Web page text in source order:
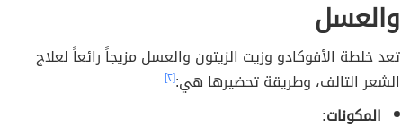
والعسل
تعد خلطة الأفوكادو وزيت الزيتون والعسل مزيجاً رائعاً لعلاج
الشعر التالف، وطريقة تحضيرها هي:[٢]
المكونات: